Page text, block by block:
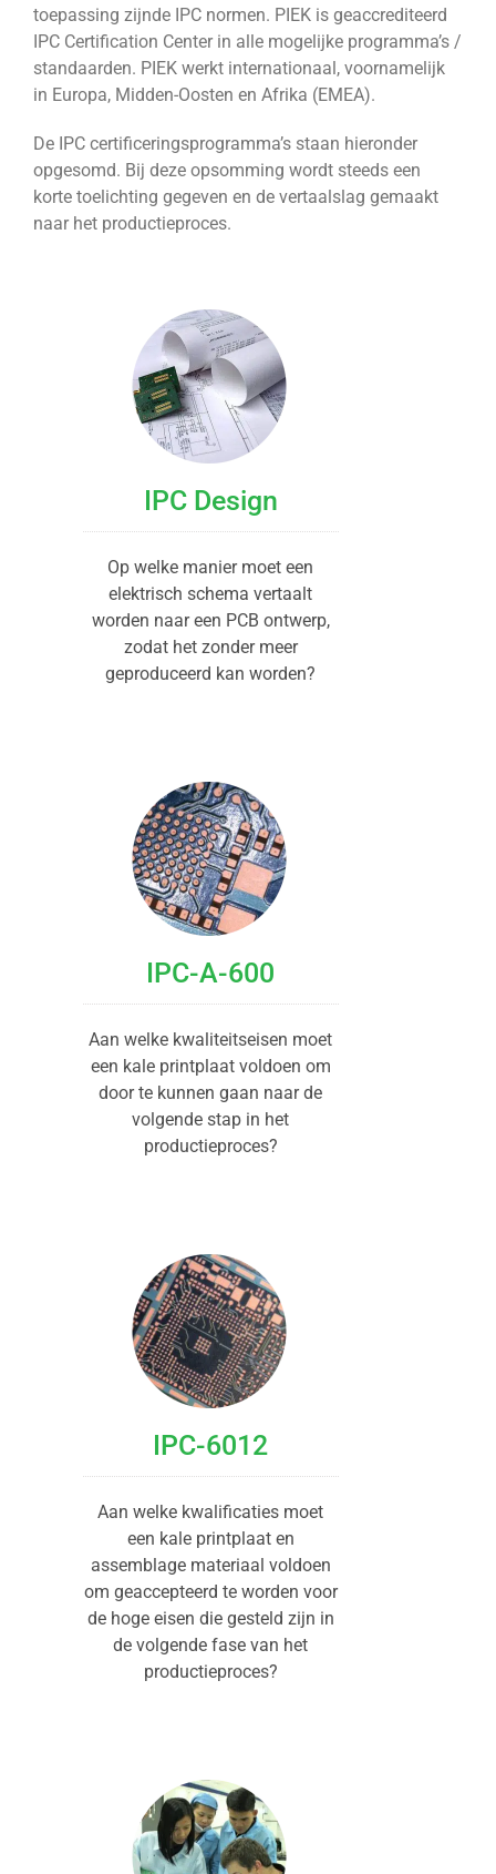
toepassing zijnde IPC normen. PIEK is geaccrediteerd
IPC Certification Center in alle mogelijke programma’s /
standaarden. PIEK werkt internationaal, voornamelijk
in Europa, Midden-Oosten en Afrika (EMEA).
De IPC certificeringsprogramma’s staan hieronder
opgesomd. Bij deze opsomming wordt steeds een
korte toelichting gegeven en de vertaalslag gemaakt
naar het productieproces.
IPC Design
Op welke manier moet een
elektrisch schema vertaalt
worden naar een PCB ontwerp,
zodat het zonder meer
geproduceerd kan worden?
IPC-A-600
Aan welke kwaliteitseisen moet
een kale printplaat voldoen om
door te kunnen gaan naar de
volgende stap in het
productieproces?
IPC-6012
Aan welke kwalificaties moet
een kale printplaat en
assemblage materiaal voldoen
om geaccepteerd te worden voor
de hoge eisen die gesteld zijn in
de volgende fase van het
productieproces?